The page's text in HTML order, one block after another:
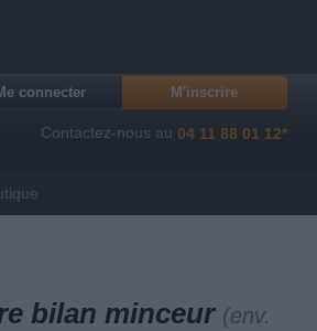
connecter M'inscrire
Contactez-nous au 04 11 88 01 12*
bilan minceur (env.